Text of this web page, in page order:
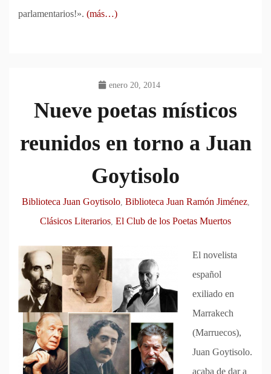
parlamentarios!». (más…)
enero 20, 2014
Nueve poetas místicos
reunidos en torno a Juan
Goytisolo
Biblioteca Juan Goytisolo, Biblioteca Juan Ramón Jiménez,
Clásicos Literarios El Club de los Poetas Muertos
El novelista
español
exiliado en
Marrakech
(Marruecos),
Juan Goytisolo.
acaba de dar a